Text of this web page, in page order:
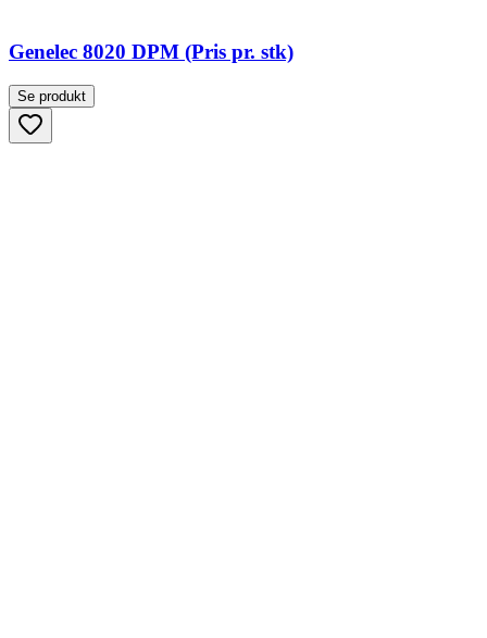
Genelec 8020 DPM (Pris pr. stk)
Se produkt